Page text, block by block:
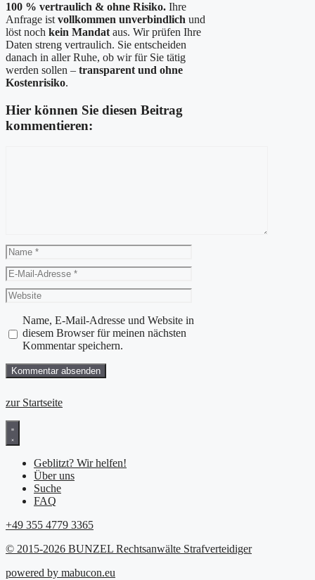
100 % vertraulich & ohne Risiko. Ihre
Anfrage ist vollkommen unverbindlich und
löst noch kein Mandat aus. Wir prüfen Ihre
Daten streng vertraulich. Sie entscheiden
danach in aller Ruhe, ob wir für Sie tätig
werden sollen – transparent und ohne
Kostenrisiko.
Hier können Sie diesen Beitrag
kommentieren:
Name
E-
Mail-
Adresse
Website
Name, E-Mail-Adresse und Website in
diesem Browser für meinen nächsten
Kommentar speichern.
zur Startseite
Geblitzt? Wir helfen!
Über uns
Suche
FAQ
+49 355 4779 3365
© 2015-2026 BUNZEL Rechtsanwälte Strafverteidiger
powered by mabucon.eu